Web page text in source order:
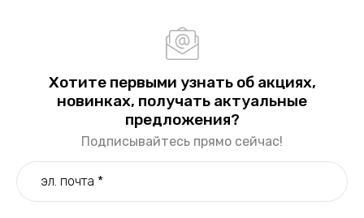
Хотите первыми узнать об акциях,
новинках, получать актуальные
предложения?
Подписывайтесь прямо сейчас!